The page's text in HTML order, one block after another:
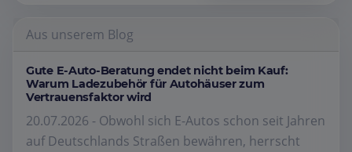
Aus unserem Blog
Gute E-Auto-Beratung endet nicht beim Kauf:
Warum Ladezubehör für Autohäuser zum
Vertrauensfaktor wird
20.07.2026 - Obwohl sich E-Autos schon seit Jahren
auf Deutschlands Straßen bewähren, herrscht